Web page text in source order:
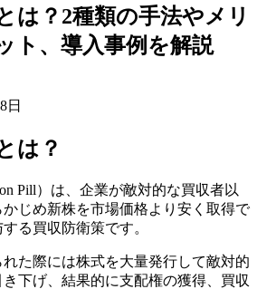
は？2種類の手法やメリ
ト、導入事例を解説
日
は？
Pill）は、企業が敵対的な買収者以
じめ新株を市場価格より安く取得で
る買収防衛策です。
た際には株式を大量発行して敵対的
下げ、結果的に支配権の獲得、買収